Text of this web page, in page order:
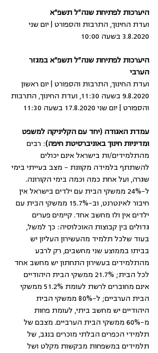
היערכות לפתיחת שנה"ל תשפ"א
ועדת החינוך, התרבות והספורט | יום שני
3.8.2020 בשעה 10:00
היערכות לפתיחת שנה"ל תשפ"א במגזר
הערבי
ועדת החינוך, התרבות והספורט | יום ראשון
9.8.2020 בשעה 11:30, ועדת החינוך, התרבות
והספורט | יום שני 17.8.2020 בשעה 11:30
עמדת האגודה (יחד עם הקליניקה למשפט
ומדיניות חינוך באוניברסיטת חיפה): רבים
מהתלמידים/ות בישראל אינם יכולים
להשתתף בלמידה מקוונת – מצב בעייתי בימי
שגרה, ועל אחת כמה וכמה בימי הקורונה.
ל-24% ממשקי הבית עם ילדים בישראל אין
חיבור לאינטרנט, וב-15.7% ממשקי הבית עם
ילדים אין ולו מחשב אחד. קיימים פערים
גדולים בין קבוצות האוכלוסיה: כך למשל,
בעוד שלכל תלמיד מהעשירון העליון יש
בביתו בממוצע שני מחשבים, רק לרבע
מהתלמידים בעשירון התחתון יש מחשב אחד
לכל הבית; 21.7% ממשקי הבית היהודיים
אינם מחוברים לרשת לעומת 51.2% ממשקי
הבית הערביים; ל-80% ממשקי הבית
היהודיים יש מחשב ביתי, לעומת פחות
מ-60% ממשקי הבית הערביים. מצבם של
תלמידי הכפרים הבלתי מוכרים בנגב, של
תלמידים במשפחות מבקשות מקלט ושל